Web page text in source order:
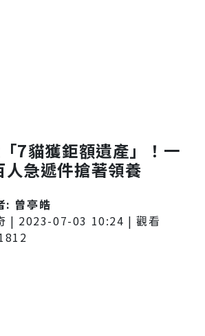
7貓獲鉅額遺產」！一
急遞件搶著領養
: 曾亭皓
| 2023-07-03 10:24 | 觀看